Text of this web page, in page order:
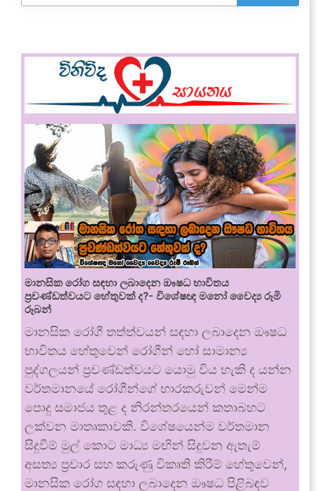
මානසික රෝග සඳහා ලබාදෙන ඖෂධ භාවිතය
ප්‍රචණ්ඩත්වයට හේතුවක් ද?- විශේෂඥ මනෝ වෛද්‍ය රූමි
රූබන්
මානසික රෝගී තත්ත්වයන් සඳහා ලබාදෙන ඖෂධ
භාවිතය හේතුවෙන් රෝගීන් හෝ සාමාන්‍ය
පුද්ගලයන් ප්‍රචණ්ඩත්වයට යොමු විය හැකි ද යන්න
වර්තමානයේ රෝගීන්ගේ භාරකරුවන් මෙන්ම
පොදු සමාජය තුළ ද නිරන්තරයෙන් කතාබහට
ලක්වන මාතෘකාවකි. විශේෂයෙන්ම වර්තමාන
සිදුවීම් මුල් කොට මාධ්‍ය මඟින් සිදුවන ඇතැම්
අසත්‍ය ප්‍රචාර සහ කරුණු විකෘති කිරීම් හේතුවෙන්,
මානසික රෝග සඳහා ලබාදෙන ඖෂධ පිළිබඳව